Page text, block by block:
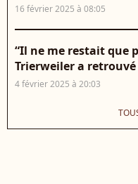
16 février 2025 à 08:05
“Il ne me restait que
Trierweiler a retrouvé
4 février 2025 à 20:03